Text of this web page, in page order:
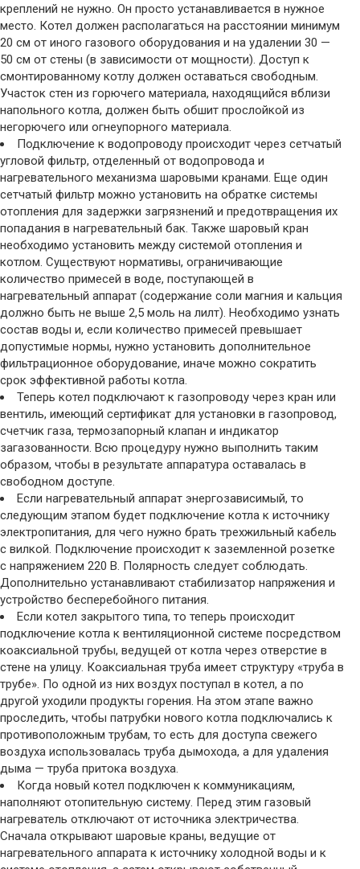
креплений не нужно. Он просто устанавливается в нужное
место. Котел должен располагаться на расстоянии минимум
20 см от иного газового оборудования и на удалении 30 —
50 см от стены (в зависимости от мощности). Доступ к
смонтированному котлу должен оставаться свободным.
Участок стен из горючего материала, находящийся вблизи
напольного котла, должен быть обшит прослойкой из
негорючего или огнеупорного материала.
Подключение к водопроводу происходит через сетчатый
угловой фильтр, отделенный от водопровода и
нагревательного механизма шаровыми кранами. Еще один
сетчатый фильтр можно установить на обратке системы
отопления для задержки загрязнений и предотвращения их
попадания в нагревательный бак. Также шаровый кран
необходимо установить между системой отопления и
котлом. Существуют нормативы, ограничивающие
количество примесей в воде, поступающей в
нагревательный аппарат (содержание соли магния и кальция
должно быть не выше 2,5 моль на лилт). Необходимо узнать
состав воды и, если количество примесей превышает
допустимые нормы, нужно установить дополнительное
фильтрационное оборудование, иначе можно сократить
срок эффективной работы котла.
Теперь котел подключают к газопроводу через кран или
вентиль, имеющий сертификат для установки в газопровод,
счетчик газа, термозапорный клапан и индикатор
загазованности. Всю процедуру нужно выполнить таким
образом, чтобы в результате аппаратура оставалась в
свободном доступе.
Если нагревательный аппарат энергозависимый, то
следующим этапом будет подключение котла к источнику
электропитания, для чего нужно брать трехжильный кабель
с вилкой. Подключение происходит к заземленной розетке
с напряжением 220 В. Полярность следует соблюдать.
Дополнительно устанавливают стабилизатор напряжения и
устройство бесперебойного питания.
Если котел закрытого типа, то теперь происходит
подключение котла к вентиляционной системе посредством
коаксиальной трубы, ведущей от котла через отверстие в
стене на улицу. Коаксиальная труба имеет структуру «труба в
трубе». По одной из них воздух поступал в котел, а по
другой уходили продукты горения. На этом этапе важно
проследить, чтобы патрубки нового котла подключались к
противоположным трубам, то есть для доступа свежего
воздуха использовалась труба дымохода, а для удаления
дыма — труба притока воздуха.
Когда новый котел подключен к коммуникациям,
наполняют отопительную систему. Перед этим газовый
нагреватель отключают от источника электричества.
Сначала открывают шаровые краны, ведущие от
нагревательного аппарата к источнику холодной воды и к